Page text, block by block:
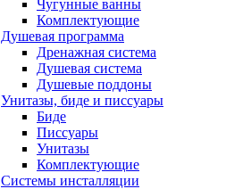
Чугунные ванны
Комплектующие
Душевая программа
Дренажная система
Душевая система
Душевые поддоны
Унитазы, биде и писсуары
Биде
Писсуары
Унитазы
Комплектующие
Системы инсталляции